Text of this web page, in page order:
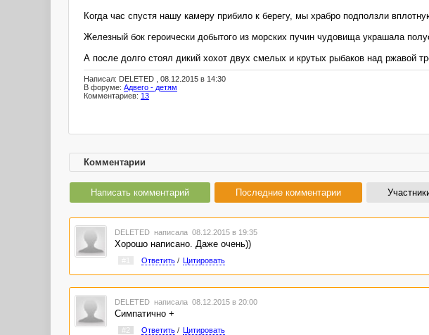
Когда час спустя нашу камеру прибило к берегу, мы храбро подползли
Железный бок героически добытого из морских пучин чудовища украшала
А после долго стоял дикий хохот двух смелых и крутых рыбаков над ржавой
Написал: DELETED , 08.12.2015 в 14:30
В форуме: Адвего - детям
Комментариев: 13
Комментарии
Написать комментарий Последние комментарии
DELETED написала 08.12.2015 в 19:35
Хорошо написано. Даже очень))
Ответить/ Цитировать
DELETED написала 08.12.2015 в 20:00
Симпатично +
#2 Ответить/ Цитировать